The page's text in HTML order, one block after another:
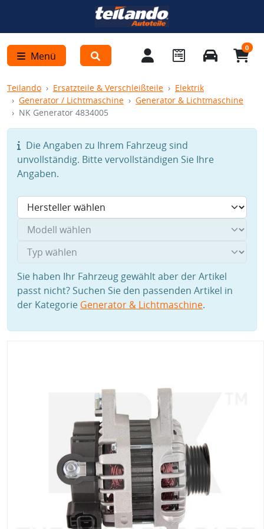
Menü
0
Teilando Ersatzteile & Verschleißteile
Elektrik
Generator / Lichtmaschine
Generator & Lichtmaschine
NK Generator 4834005
Die Angaben zu Ihrem Fahrzeug sind
unvollständig. Bitte vervollständigen Sie Ihre
Angaben.
Sie haben Ihr Fahrzeug gewählt aber der Artikel
passt nicht? Suchen Sie den passenden Artikel in
der Kategorie Generator & Lichtmaschine.